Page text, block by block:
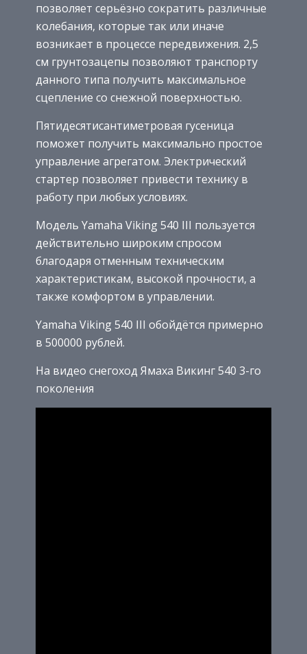
позволяет серьёзно сократить различные
колебания, которые так или иначе
возникает в процессе передвижения. 2,5
см грунтозацепы позволяют транспорту
данного типа получить максимальное
сцепление со снежной поверхностью.
Пятидесятисантиметровая гусеница
поможет получить максимально простое
управление агрегатом. Электрический
стартер позволяет привести технику в
работу при любых условиях.
Модель Yamaha Viking 540 III пользуется
действительно широким спросом
благодаря отменным техническим
характеристикам, высокой прочности, а
также комфортом в управлении.
Yamaha Viking 540 III обойдётся примерно
в 500000 рублей.
На видео снегоход Ямаха Викинг 540 3-го
поколения